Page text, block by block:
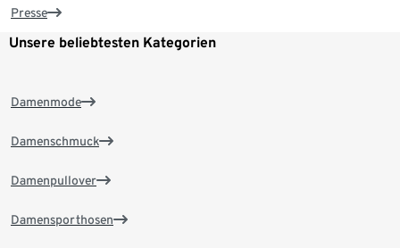
Presse
Unsere beliebtesten Kategorien
Damenmode
Damenschmuck
Damenpullover
Damensporthosen